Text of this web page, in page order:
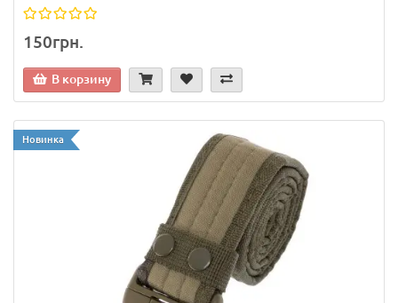
150грн.
В корзину
Новинка